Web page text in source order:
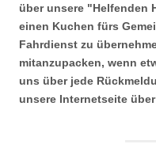
über unsere "Helfenden
einen Kuchen fürs
Fahrdienst zu
mitanzupacken, wenn
uns über jede
unsere Internetseite